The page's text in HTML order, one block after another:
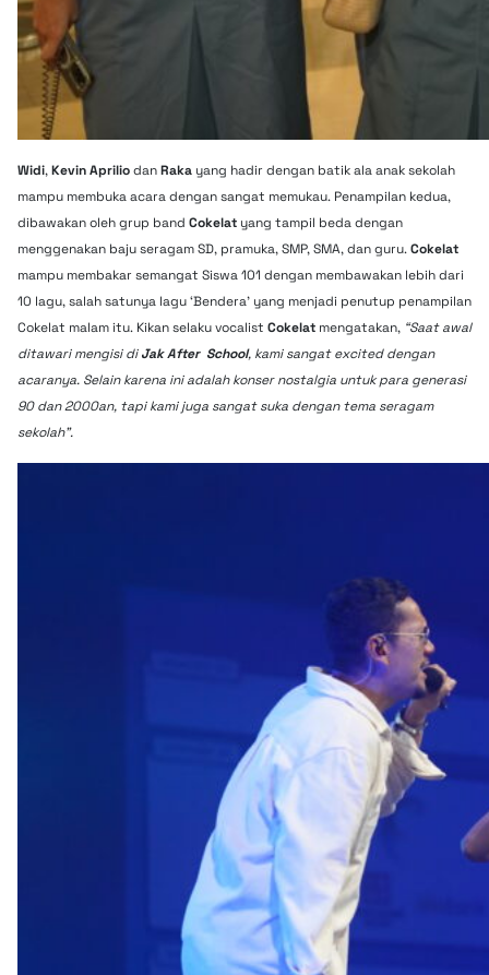
Widi,Kevin ApriliodanRaka yang hadir dengan batik ala anak sekolah
mampu membuka acara dengan sangat memukau. Penampilan kedua,
dibawakan oleh grup band Cokelat yang tampil beda dengan
menggenakan baju seragam SD, pramuka, SMP, SMA, dan guru.Cokelat
mampu membakar semangat Siswa 101 dengan membawakan lebih dari
10 lagu, salah satunya lagu ‘Bendera’ yang menjadi penutup penampilan
Cokelat malam itu. Kikan selaku vocalist Cokelat mengatakan, “Saat awal
ditawari mengisi diJak After School, kami sangat excited dengan
acaranya. Selain karena ini adalah konser nostalgia untuk para generasi
90 dan 2000an, tapi kami juga sangat suka dengan tema seragam
sekolah”.